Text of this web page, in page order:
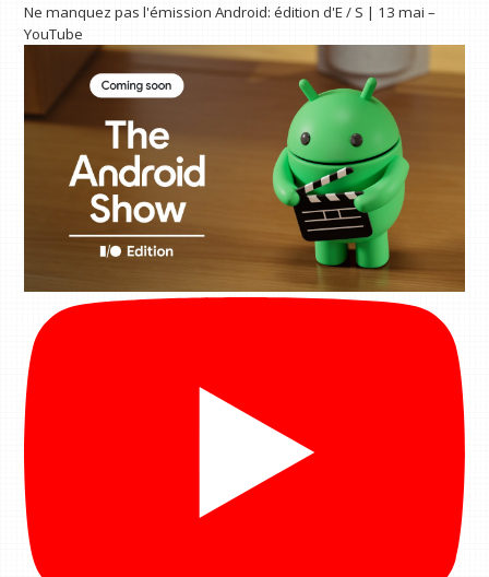
Ne manquez pas l'émission Android: édition d'E / S | 13 mai –
YouTube